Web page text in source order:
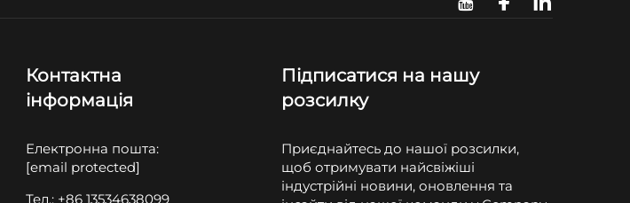
Контактна
інформація
Електронна пошта:
[email protected]
Тел.: +86 13534638099
Підписатися на нашу
розсилку
Приєднайтесь до нашої розсилки,
щоб отримувати найсвіжіші
індустрійні новини, оновлення та